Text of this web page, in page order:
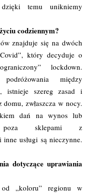
temu unikniemy
codziennym?
znajduje się na dwóch
który decyduje o
lockdown.
między
istnieje szereg zasad i
zwłaszcza w nocy.
dań na wynos lub
sklepami z
usługi są nieczynne.
dotyczące uprawiania
„koloru” regionu w